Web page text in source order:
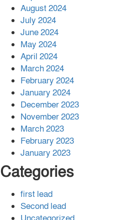
August 2024
July 2024
June 2024
May 2024
April 2024
March 2024
February 2024
January 2024
December 2023
November 2023
March 2023
February 2023
January 2023
Categories
first lead
Second lead